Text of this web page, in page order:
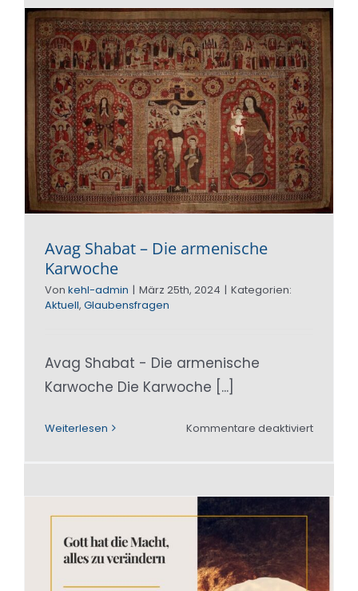
Avag Shabat – Die armenische
Karwoche
Von kehl-admin | März 25th, 2024 | Kategorien:
Aktuell, Glaubensfragen
Avag Shabat - Die armenische
Karwoche Die Karwoche [...]
Weiterlesen Kommentare deaktiviertfür
Die